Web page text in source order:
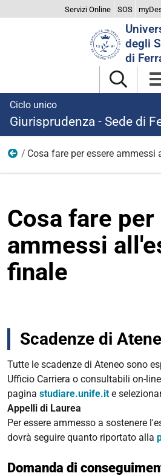
Servizi Online SOS
degli
di
Ciclo unico
Giurisprudenza - Sede di
Esame di laurea
Cosa fare per essere ammessi
Cosa fare
ammessi
finale
Scadenze di
Tutte le scadenze di Ateneo sono
Ufficio Carriera o consultabili on-
pagina studiare.unife.ite
Appelli di Laurea
Per essere ammesso a sostenere
dovrà seguire quanto riportato alla
Domanda di